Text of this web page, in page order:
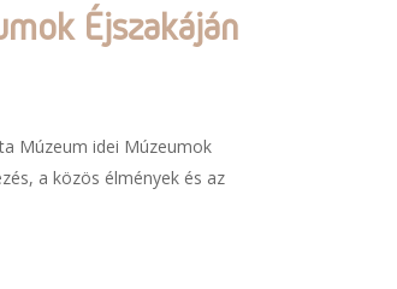
Éjszakáján
Múzeum idei Múzeumok
a közös élmények és az